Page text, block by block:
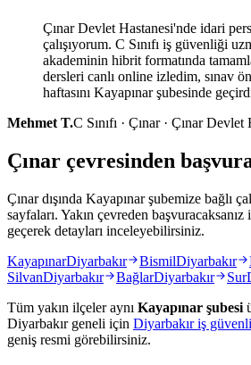
Çınar Devlet Hastanesi'nde idari
çalışıyorum. C Sınıfı iş güvenliği
akademinin hibrit formatında
dersleri canlı online izledim, sınav
haftasını Kayapınar şubesinde
Mehmet T.C Sınıfı · Çınar · Çınar Devlet
Çınar çevresinden
Çınar dışında Kayapınar şubemize bağlı
sayfaları. Yakın çevreden
geçerek detayları inceleyebilirsiniz.
KayapınarDiyarbakır BismilDiyarbakır
SilvanDiyarbakır BağlarDiyarbakır Sur
Tüm yakın ilçeler aynı Kayapınar şubesi
Diyarbakırgeneli için Diyarbakıriş
geniş resmi görebilirsiniz.